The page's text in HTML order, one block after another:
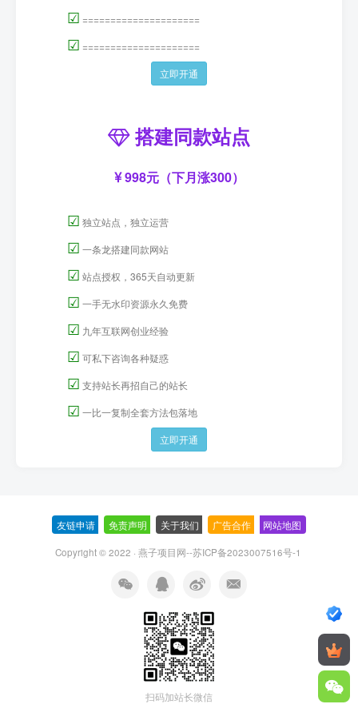
☑ =====================
☑ =====================
立即开通
搭建同款站点
998元（下月涨300）
☑ 独立站点，独立运营
☑ 一条龙搭建同款网站
☑ 站点授权，365天自动更新
☑ 一手无水印资源永久免费
☑ 九年互联网创业经验
☑ 可私下咨询各种疑惑
☑ 支持站长再招自己的站长
☑ 一比一复制全套方法包落地
立即开通
友链申请 免责声明 关于我们 广告合作 网站地图
Copyright © 2022 · 燕子项目网--苏ICP备2023007516号-1
扫码加站长微信